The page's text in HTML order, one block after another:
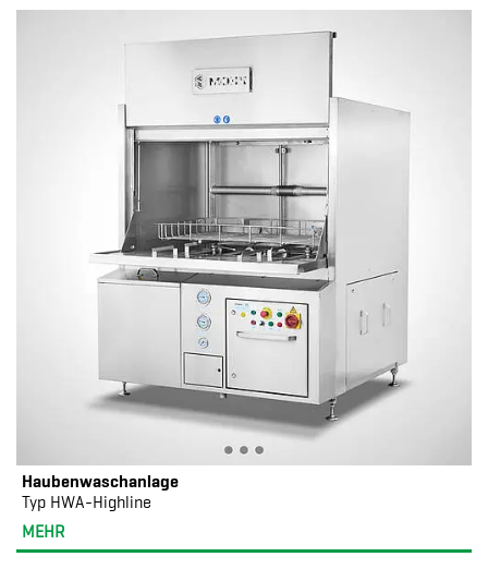
Haubenwaschanlage
Typ HWA-Highline
MEHR